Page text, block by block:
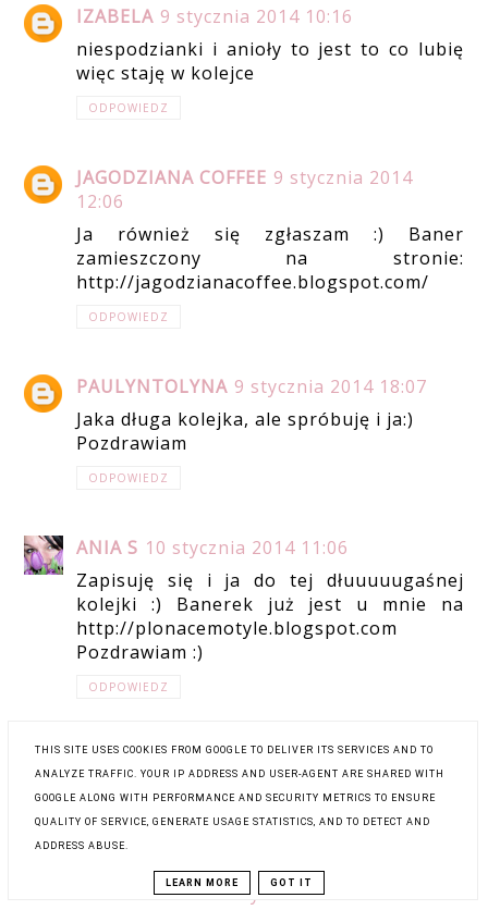
IZABELA 9 stycznia 2014 10:16
niespodzianki i anioły to jest to co lubię
więc staję w kolejce
ODPOWIEDZ
JAGODZIANA COFFEE 9 stycznia 2014
12:06
Ja również się zgłaszam :) Baner
zamieszczony na stronie:
http://jagodzianacoffee.blogspot.com/
ODPOWIEDZ
PAULYNTOLYNA 9 stycznia 2014 18:07
Jaka długa kolejka, ale spróbuję i ja:)
Pozdrawiam
ODPOWIEDZ
ANIA S 10 stycznia 2014 11:06
Zapisuję się i ja do tej dłuuuuugaśnej
kolejki :) Banerek już jest u mnie na
http://plonacemotyle.blogspot.com
Pozdrawiam :)
ODPOWIEDZ
GEMBULA 10 stycznia 2014 15:22
Z chęcią się zapisuję!
ODPOWIEDZ
ANONIMOWY 10 stycznia 2014 15:35
THIS SITE USES COOKIES FROM GOOGLE TO DELIVER ITS SERVICES AND TO
ANALYZE TRAFFIC. YOUR IP ADDRESS AND USER-AGENT ARE SHARED WITH
GOOGLE ALONG WITH PERFORMANCE AND SECURITY METRICS TO ENSURE
QUALITY OF SERVICE, GENERATE USAGE STATISTICS, AND TO DETECT AND
ADDRESS ABUSE.
LEARN MORE GOT IT